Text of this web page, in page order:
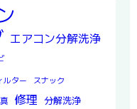
エアコン分解洗浄
ルター スナック
修理 分解洗浄